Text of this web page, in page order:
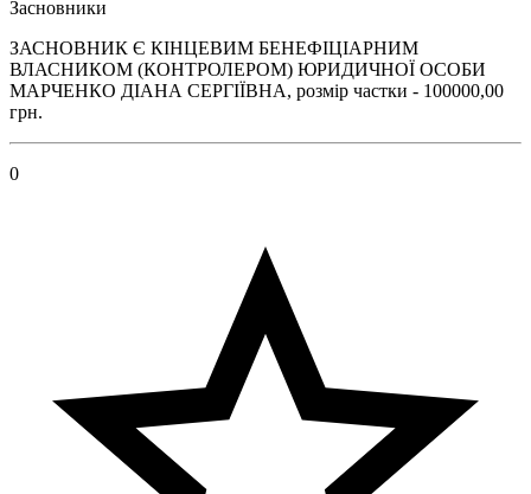
Засновники
ЗАСНОВНИК Є КІНЦЕВИМ БЕНЕФІЦІАРНИМ
ВЛАСНИКОМ (КОНТРОЛЕРОМ) ЮРИДИЧНОЇ ОСОБИ
МАРЧЕНКО ДІАНА СЕРГІЇВНА, розмір частки - 100000,00
грн.
0